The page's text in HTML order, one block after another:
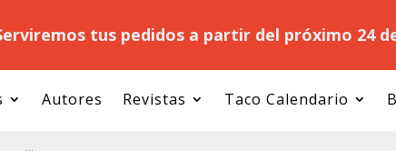
tus pedidos a partir del próximo 24
Autores Revistas Taco Calendario